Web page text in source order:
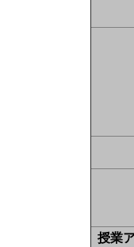
授業